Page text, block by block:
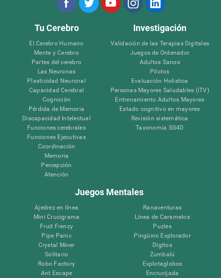
Tu Cerebro
El Cerebro Humano
Mente y Cerebro
Partes del cerebro
Las Neuronas
Plasticidad Neuronal
Capacidad Cerebral
Cognición
Pérdida de Memoria
Discapacidad Intelectual
Funciones cerebrales
Funciones Ejecutivas
Coordinación
Memoria
Percepción
Atención
Investigación
Validación de las Terapias Digitales
Juegos de Ordenador
Adultos Sanos
Pilotos
Evaluación Holistica
Personas Mayores Saludables (iTV)
Entrenamiento Adultos Mayores
Estado cognitivo en mayores
Revisión sistemática
Taxonomía SG4D
Juegos Mentales
Ajedrez en línea
Mini Crucigrama
Fruit Frenzy
Pipe Panic
Crystal Miner
Solitario
Robo Factory
Ant Escape
Ranaventuras
Línea de Caramelos
Puzles
Pingüino Explorador
Dígitos
Zumbalú
Explotaglobos
Encrucijada